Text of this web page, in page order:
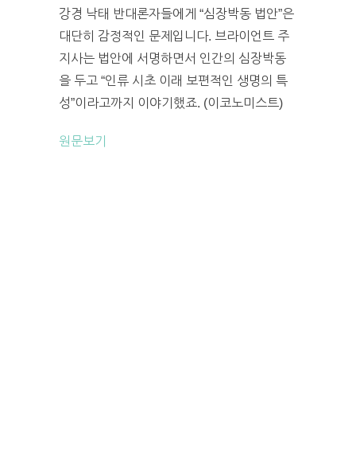
강경 낙태 반대론자들에게 “심장박동 법안”은
대단히 감정적인 문제입니다. 브라이언트 주
지사는 법안에 서명하면서 인간의 심장박동
을 두고 “인류 시초 이래 보편적인 생명의 특
성”이라고까지 이야기했죠. (이코노미스트)
원문보기